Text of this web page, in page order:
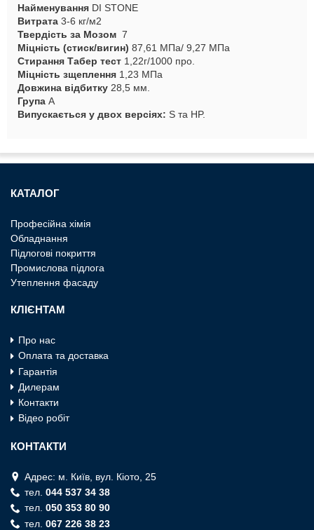
Найменування DI STONE
Витрата 3-6 кг/м2
Твердість за Мозом 7
Міцність (стиск/вигин) 87,61 МПа/ 9,27 МПа
Стирання Табер тест 1,22г/1000 про.
Міцність зщеплення 1,23 МПа
Довжина відбитку 28,5 мм.
Група А
Випускається у двох версіях: S та HP.
КАТАЛОГ
Професiйна хiмiя
Обладнання
Пiдлоговi покриття
Промислова пiдлога
Утеплення фасаду
КЛІЄНТАМ
Про нас
Оплата та доставка
Гарантія
Дилерам
Контакти
Відео робіт
КОНТАКТИ
Адрес: м. Київ, вул. Кiото, 25
тел. 044 537 34 38
тел. 050 353 80 90
тел. 067 226 38 23